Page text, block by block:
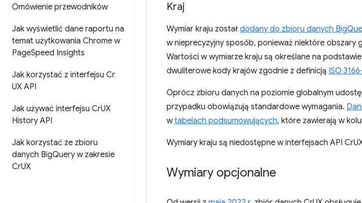
Omówienie przewodników
Jak wyświetlić dane raportu na
temat użytkowania Chrome w
PageSpeed Insights
Jak korzystać z interfejsu Cr
UX API
Jak używać interfejsu CrUX
History API
Jak korzystać ze zbioru
danych BigQuery w zakresie
CrUX
Kraj
Wymiar kraju został dodany do zbioru danych
w nieprecyzyjny sposób, ponieważ niektóre
Wartości w wymiarze kraju są określane na
dwuliterowe kody krajów zgodnie z definicją ISO
Oprócz zbioru danych na poziomie globalnym
przypadku obowiązują standardowe wymagania.
wtabelach podsumowujących, które zawierają w
Wymiary kraju są niedostępne w interfejsach API
Wymiary opcjonalne